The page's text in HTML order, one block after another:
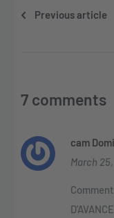
Previous article
7 comments
cam
March
D’AVANCE